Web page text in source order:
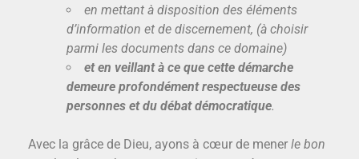
en mettant à disposition des éléments
d’information et de discernement, (à choisir
parmi les documents dans ce domaine)
et en veillant à ce que cette démarche
demeure profondément respectueuse des
personnes et du débat démocratique.
Avec la grâce de Dieu, ayons à cœur de mener le bon